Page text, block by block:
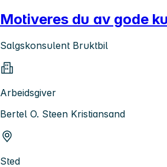
Motiveres du av gode
Salgskonsulent Bruktbil
Arbeidsgiver
Bertel O. Steen Kristiansand
Sted